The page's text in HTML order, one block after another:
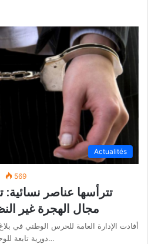
Actualités
569
تترأسها عناصر
مجال الهجرة غير
دورية تابعة للوحدة المركزية المختصة بالبحث في…